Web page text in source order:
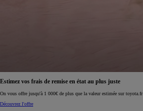
Estimez vos frais de remise en état au plus juste
On vous offre jusqu'à 1 000€ de plus que la valeur estimée sur toyota.fr
Découvrez l'offre